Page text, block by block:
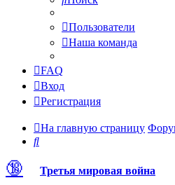
Пользователи
Наша команда
FAQ
Вход
Регистрация
На главную страницу
Поиск
🔞 Третья мировая война